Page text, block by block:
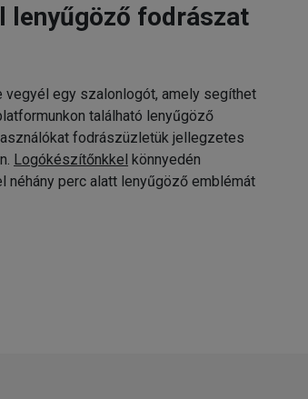
lenyűgöző fodrászat
vegyél egy szalonlogót, amely segíthet
található lenyűgöző
fodrászüzletük jellegzetes
Logókészítőnkkel könnyedén
néhány perc alatt lenyűgöző emblémát